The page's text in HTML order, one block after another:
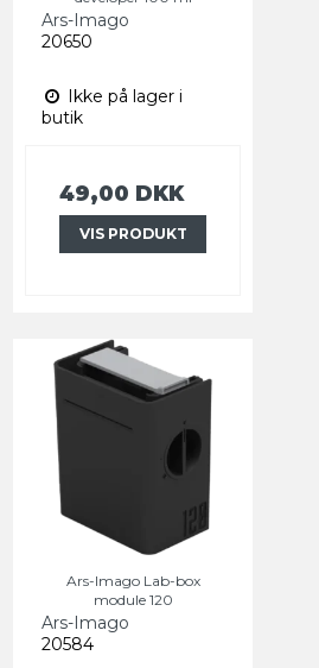
Ars-Imago
20650
Ikke på lager i
butik
49,00 DKK
VIS PRODUKT
Ars-Imago Lab-box
module 120
Ars-Imago
20584